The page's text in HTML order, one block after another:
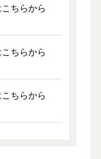
ちらから
ちらから
ちらから